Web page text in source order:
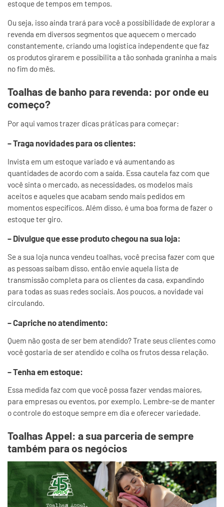
estoque de tempos em tempos.
Ou seja, isso ainda trará para você a possibilidade de explorar a
revenda em diversos segmentos que aquecem o mercado
constantemente, criando uma logística independente que faz
os produtos girarem e possibilita a tão sonhada graninha a mais
no fim do mês.
Toalhas de banho para revenda: por onde eu
começo?
Por aqui vamos trazer dicas práticas para começar:
– Traga novidades para os clientes:
Invista em um estoque variado e vá aumentando as
quantidades de acordo com a saída. Essa cautela faz com que
você sinta o mercado, as necessidades, os modelos mais
aceitos e aqueles que acabam sendo mais pedidos em
momentos específicos. Além disso, é uma boa forma de fazer o
estoque ter giro.
– Divulgue que esse produto chegou na sua loja:
Se a sua loja nunca vendeu toalhas, você precisa fazer com que
as pessoas saibam disso, então envie aquela lista de
transmissão completa para os clientes da casa, expandindo
para todas as suas redes sociais. Aos poucos, a novidade vai
circulando.
– Capriche no atendimento:
Quem não gosta de ser bem atendido? Trate seus clientes como
você gostaria de ser atendido e colha os frutos dessa relação.
– Tenha em estoque:
Essa medida faz com que você possa fazer vendas maiores,
para empresas ou eventos, por exemplo. Lembre-se de manter
o controle do estoque sempre em dia e oferecer variedade.
Toalhas Appel: a sua parceria de sempre
também para os negócios